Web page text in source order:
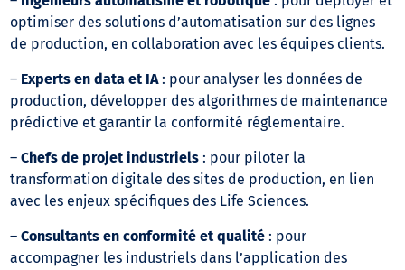
optimiser des solutions d’automatisation sur des lignes
de production, en collaboration avec les équipes clients.
– Experts en data et IA: pour analyser les données de
production, développer des algorithmes de maintenance
prédictive et garantir la conformité réglementaire.
–Chefs de projet industriels : pour piloter la
transformation digitale des sites de production, en lien
avec les enjeux spécifiques des Life Sciences.
–Consultants en conformité et qualité : pour
accompagner les industriels dans l’application des